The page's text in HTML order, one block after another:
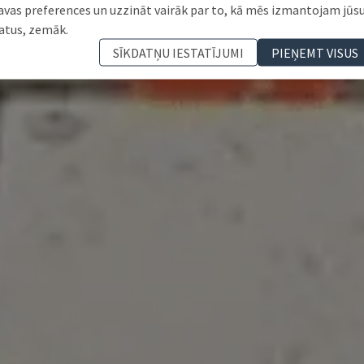
preferences un uzzināt vairāk par to, kā mēs izmantojam
zemāk.
SĪKDATŅU IESTATĪJUMI
PIEŅEMT VISUS